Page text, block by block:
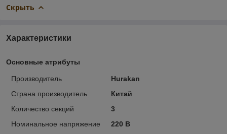
Скрыть
Характеристики
Основные атрибуты
Производитель
Hurakan
Страна производитель
Китай
Количество секций
3
Номинальное напряжение
220 В